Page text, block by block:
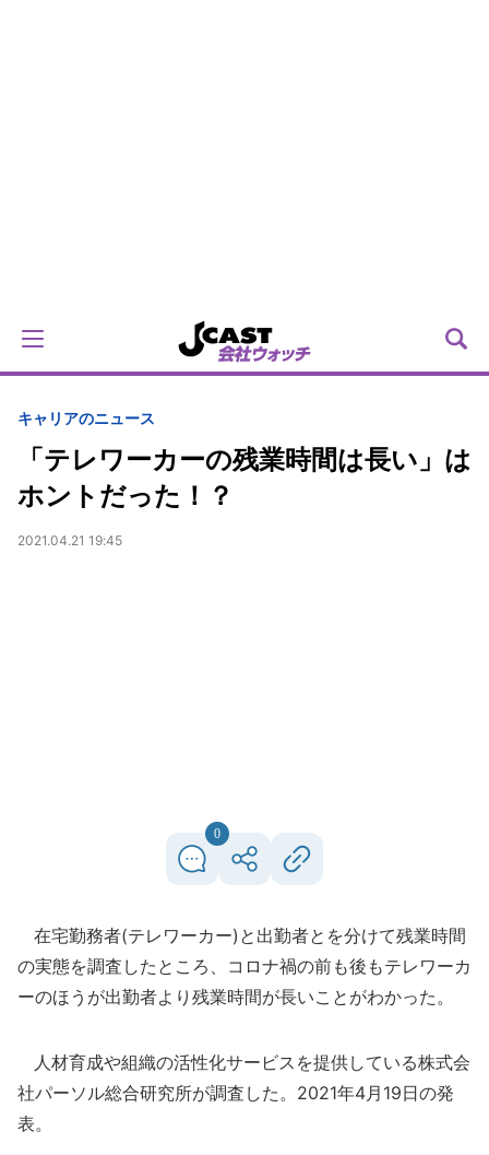
キャリアのニュース
「テレワーカーの残業時間は長い」は
ホントだった！？
2021.04.21 19:45
0
在宅勤務者(テレワーカー)と出勤者とを分けて残業時間
の実態を調査したところ、コロナ禍の前も後もテレワーカ
ーのほうが出勤者より残業時間が長いことがわかった。
人材育成や組織の活性化サービスを提供している株式会
社パーソル総合研究所が調査した。2021年4月19日の発
表。